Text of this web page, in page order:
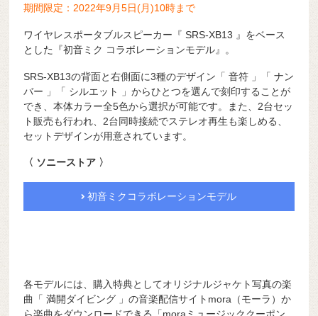
期間限定：2022年9月5日(月)10時まで
ワイヤレスポータブルスピーカー『 SRS-XB13 』をベース
とした『初音ミク コラボレーションモデル』。
SRS-XB13の背面と右側面に3種のデザイン「 音符 」「 ナン
バー 」「 シルエット 」からひとつを選んで刻印することが
でき、本体カラー全5色から選択が可能です。また、2台セッ
ト販売も行われ、2台同時接続でステレオ再生も楽しめる、
セットデザインが用意されています。
〈 ソニーストア 〉
初音ミクコラボレーションモデル
各モデルには、購入特典としてオリジナルジャケト写真の楽
曲「 満開ダイビング 」の音楽配信サイトmora（モーラ）か
ら楽曲をダウンロードできる「moraミュージッククーポン